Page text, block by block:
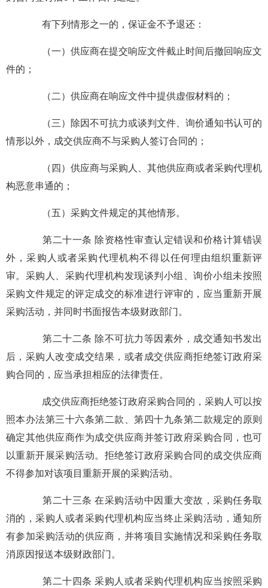
有下列情形之一的，保证金不予退还：
（一）供应商在提交响应文件截止时间后撤回响应文
件的；
（二）供应商在响应文件中提供虚假材料的；
（三）除因不可抗力或谈判文件、询价通知书认可的
情形以外，成交供应商不与采购人签订合同的；
（四）供应商与采购人、其他供应商或者采购代理机
构恶意串通的；
（五）采购文件规定的其他情形。
第二十一条 除资格性审查认定错误和价格计算错误
外，采购人或者采购代理机构不得以任何理由组织重新评
审。采购人、采购代理机构发现谈判小组、询价小组未按照
采购文件规定的评定成交的标准进行评审的，应当重新开展
采购活动，并同时书面报告本级财政部门。
第二十二条 除不可抗力等因素外，成交通知书发出
后，采购人改变成交结果，或者成交供应商拒绝签订政府采
购合同的，应当承担相应的法律责任。
成交供应商拒绝签订政府采购合同的，采购人可以按
照本办法第三十六条第二款、第四十九条第二款规定的原则
确定其他供应商作为成交供应商并签订政府采购合同，也可
以重新开展采购活动。拒绝签订政府采购合同的成交供应商
不得参加对该项目重新开展的采购活动。
第二十三条 在采购活动中因重大变故，采购任务取
消的，采购人或者采购代理机构应当终止采购活动，通知所
有参加采购活动的供应商，并将项目实施情况和采购任务取
消原因报送本级财政部门。
第二十四条 采购人或者采购代理机构应当按照采购